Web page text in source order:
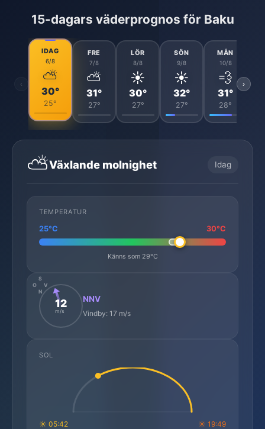
15-dagars väderprognos för Baku
‹
IDAG
6/8
⛅
30°
25°
FRE
7/8
⛅
31°
27°
LÖR
8/8
☀️
30°
27°
SÖN
9/8
☀️
32°
27°
MÅN
10/8
💨
31°
28°
›
⛅Växlande molnighet Idag
TEMPERATUR
25°C 30°C
Känns som 29°C
N
S
O
V
12
m/s
NNV
Vindby: 17 m/s
SOL
☼ 05:42 ☼ 19:49